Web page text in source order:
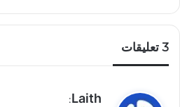
‫3 تعليقات
يLaith
: